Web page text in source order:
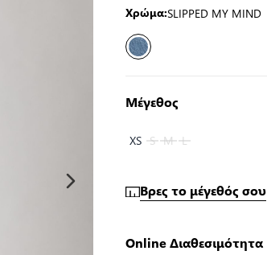
Χρώμα:SLIPPED MY MIND
Μέγεθος
XS S M L
Βρες το μέγεθός σου
Online Διαθεσιμότητα